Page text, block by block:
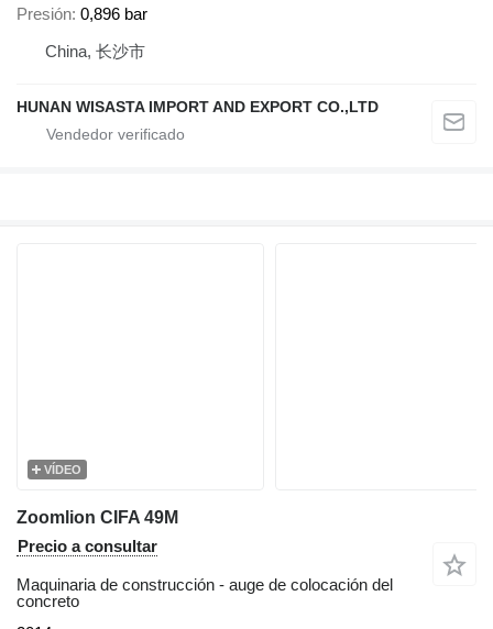
Presión 0,896 bar
China, 长沙市
HUNAN WISASTA IMPORT AND EXPORT CO.,LTD
VÍDEO
Zoomlion CIFA 49M
Precio a consultar
Maquinaria de construcción - auge de colocación del
concreto